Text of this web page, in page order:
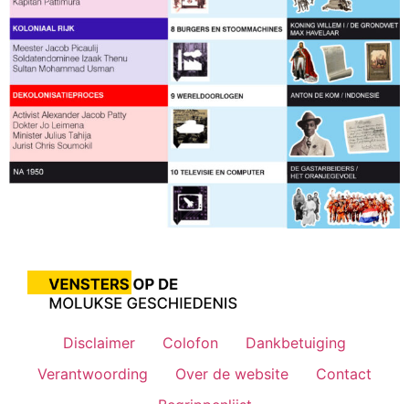
Disclaimer Colofon
Dankbetuiging
Verantwoording
Over de website
Contact